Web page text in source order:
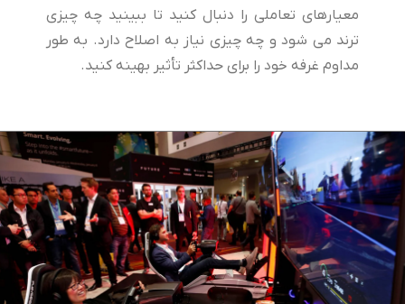
معیارهای تعاملی را دنبال کنید تا ببینید چه چیزی
ترند می شود و چه چیزی نیاز به اصلاح دارد. به طور
مداوم غرفه خود را برای حداکثر تأثیر بهینه کنید.